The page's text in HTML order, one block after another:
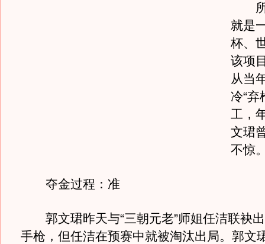
所
就是
杯、
该项
从当
冷“弃
工，
文珺
不惊
夺金过程：准
郭文珺昨天与“三朝元老”师姐任洁联袂
手枪，但任洁在预赛中就被淘汰出局。郭文